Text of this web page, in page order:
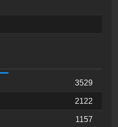
3529
2122
1157